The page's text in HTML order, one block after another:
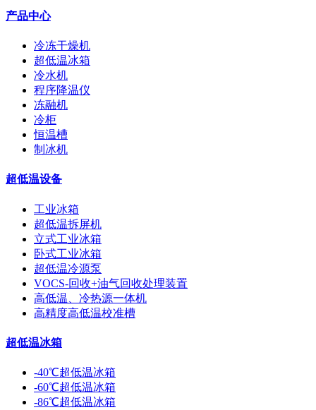
产品中心
冷冻干燥机
超低温冰箱
冷水机
程序降温仪
冻融机
冷柜
恒温槽
制冰机
超低温设备
工业冰箱
超低温拆屏机
立式工业冰箱
卧式工业冰箱
超低温冷源泵
VOCS-回收+油气回收处理装置
高低温、冷热源一体机
高精度高低温校准槽
超低温冰箱
-40℃超低温冰箱
-60℃超低温冰箱
-86℃超低温冰箱